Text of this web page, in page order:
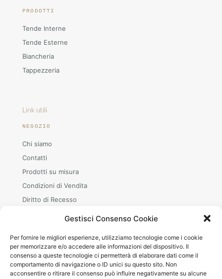
Gestisci Consenso Cookie
Per fornire le migliori esperienze, utilizziamo tecnologie come i cookie
per memorizzare e/o accedere alle informazioni del dispositivo. Il
consenso a queste tecnologie ci permetterà di elaborare dati come il
comportamento di navigazione o ID unici su questo sito. Non
acconsentire o ritirare il consenso può influire negativamente su alcune
PRODOTTI
Tende Interne
Tende Esterne
Biancheria
Tappezzeria
Link utili
NEGOZIO
Chi siamo
Contatti
Prodotti su misura
Condizioni di Vendita
Diritto di Recesso
ORARI
Mar–Sab
08.30–12.00 · 15.00–19.00